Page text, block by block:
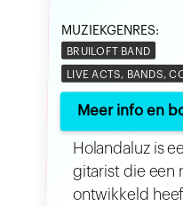
MUZIEKGENRES:
BRUILOFT BAND
LIVE ACTS, BANDS,
Meer info en
Holandaluz is
gitarist die een
ontwikkeld